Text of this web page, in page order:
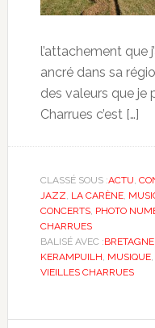
l’attachement que
ancré dans sa
des valeurs que je
Charrues c’est […]
CLASSÉ SOUS :ACTU
JAZZ LA CARÈNE,
CONCERTS, PHOTO
CHARRUES
BALISÉ AVEC :BRETAGNE,
KERAMPUILH MUSIQUE,
VIEILLES CHARRUES